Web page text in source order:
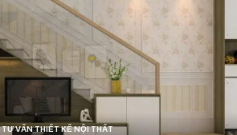
TƯ VẤN THIẾT KẾ NỘI THẤT